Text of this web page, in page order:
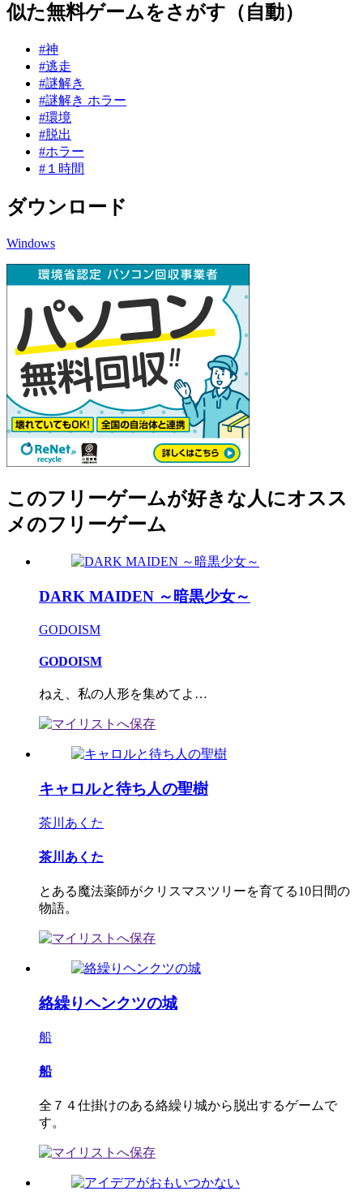
似た無料ゲームをさがす（自動）
#神
#逃走
#謎解き
#謎解き ホラー
#環境
#脱出
#ホラー
#１時間
ダウンロード
Windows
このフリーゲームが好きな人にオスス
メのフリーゲーム
DARK MAIDEN ～暗黒少女～
GODOISM
GODOISM
ねえ、私の人形を集めてよ…
キャロルと待ち人の聖樹
茶川あくた
茶川あくた
とある魔法薬師がクリスマスツリーを育てる10日間の
物語。
絡繰りヘンクツの城
船
船
全７４仕掛けのある絡繰り城から脱出するゲームで
す。